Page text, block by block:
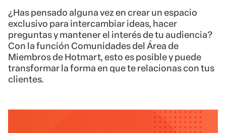
¿Has pensado alguna vez en crear un espacio
exclusivo para intercambiar ideas, hacer
preguntas y mantener el interés de tu audiencia?
Con la función Comunidades del Área de
Miembros de Hotmart, esto es posible y puede
transformar la forma en que te relacionas con tus
clientes.